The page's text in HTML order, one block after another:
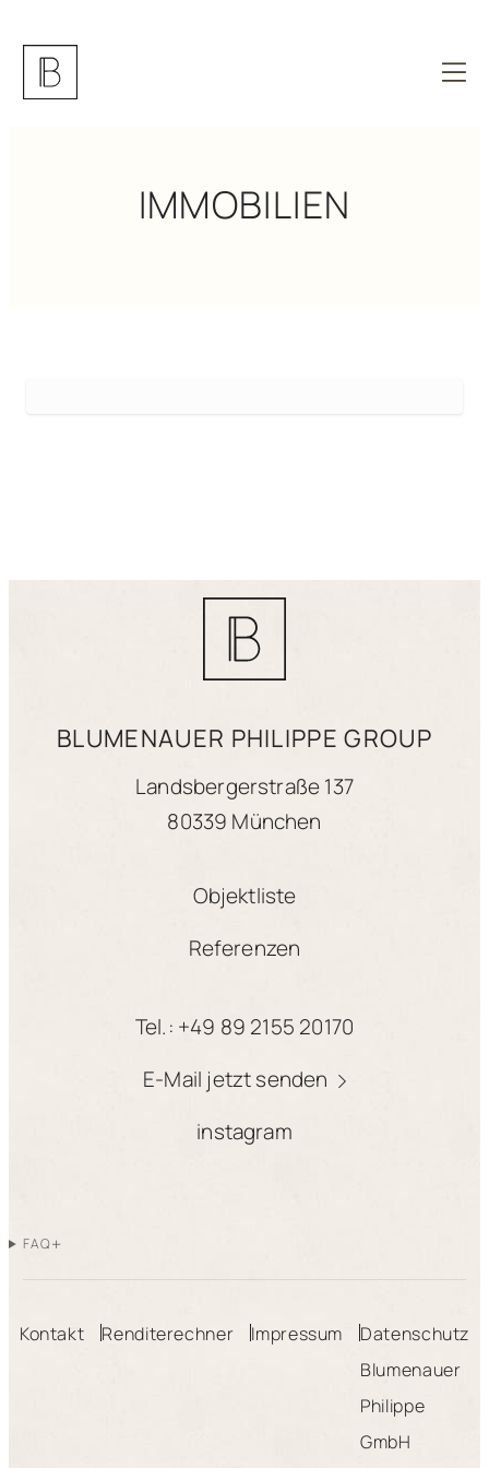
IMMOBILIEN
Objektliste
Referenzen
BLUMENAUER PHILIPPE GROUP
Landsbergerstraße 137
80339 München
Tel.: +49 89 2155 20170
E-Mail jetzt senden
instagram
FAQ+
Kontakt Renditerechner Impressum
Datenschutz
Blumenauer
Philippe
GmbH